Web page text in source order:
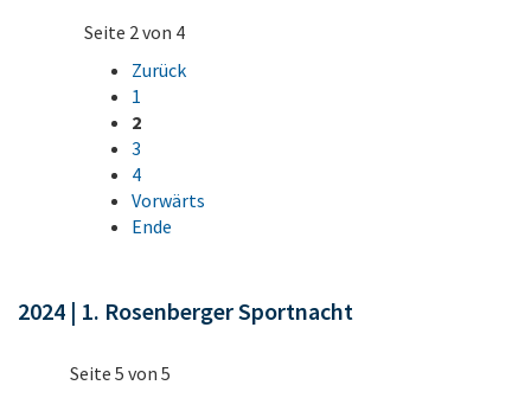
Seite 2 von 4
Zurück
1
2
3
4
Vorwärts
Ende
2024 | 1. Rosenberger Sportnacht
Seite 5 von 5